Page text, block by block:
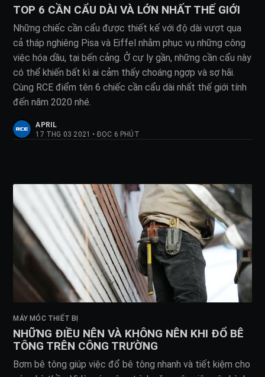
TOP 6 CẦN CẨU DÀI VÀ LỚN NHẤT THẾ GIỚI
Những chiếc cần cẩu được thiết kế với độ dài vượt qua
cả tháp nghiêng Pisa và Eiffel nhằm phục vụ những công
việc hóa dầu, tại bến cảng. Ở cự ly gần, những cần cẩu này
có thể khiến bất kì ai cảm thấy choáng ngợp và sợ hãi.
Cùng RCE điểm tên 6 chiếc cần cẩu dài nhất thế giới tính
đến năm 2020 nhé.
APRIL
17 THG 03 2021 • ĐỌC 6 PHÚT
MÁY MÓC THIẾT BỊ
NHỮNG ĐIỀU NÊN VÀ KHÔNG NÊN KHI ĐỔ BÊ
TÔNG TRÊN CÔNG TRƯỜNG
Bơm bê tông giúp việc đổ bê tông nhanh và tiết kiệm cho